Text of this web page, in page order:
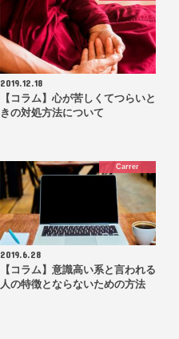
2019.12.18
【コラム】心が苦しくてつらいと
きの対処方法について
Carrer
2019.6.28
【コラム】意識高い系と言われる
人の特徴とならないための方法